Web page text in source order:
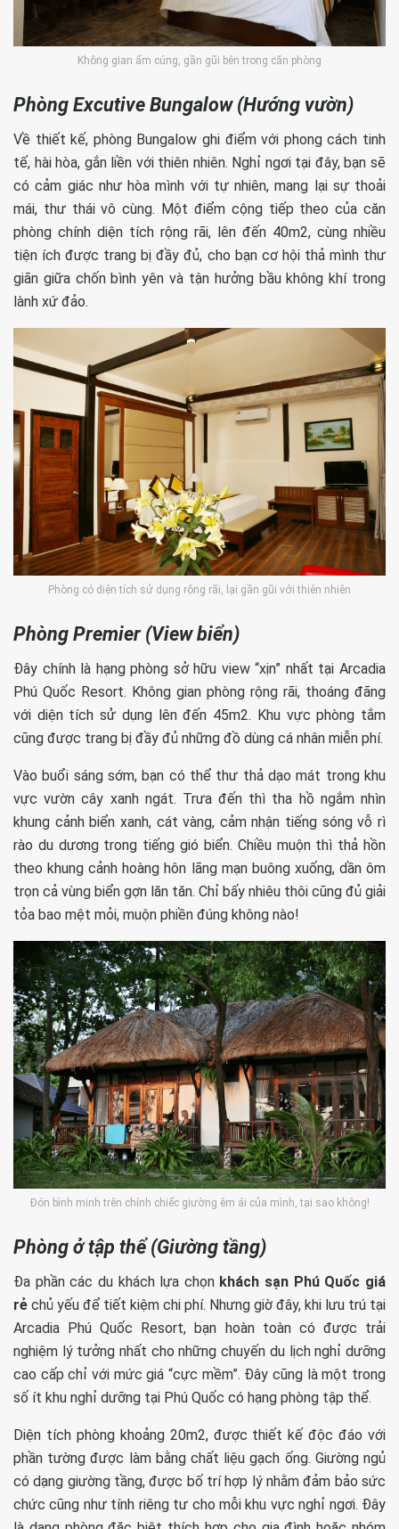
Không gian ấm cúng, gần gũi bên trong căn phòng
Phòng Excutive Bungalow (Hướng vườn)
Về thiết kế, phòng Bungalow ghi điểm với phong cách tinh
tế, hài hòa, gắn liền với thiên nhiên. Nghỉ ngơi tại đây, bạn sẽ
có cảm giác như hòa mình với tự nhiên, mang lại sự thoải
mái, thư thái vô cùng. Một điểm cộng tiếp theo của căn
phòng chính diện tích rộng rãi, lên đến 40m2, cùng nhiều
tiện ích được trang bị đầy đủ, cho bạn cơ hội thả mình thư
giãn giữa chốn bình yên và tận hưởng bầu không khí trong
lành xứ đảo.
Phòng có diện tích sử dụng rộng rãi, lại gần gũi với thiên nhiên
Phòng Premier (View biển)
Đây chính là hạng phòng sở hữu view “xịn” nhất tại Arcadia
Phú Quốc Resort. Không gian phòng rộng rãi, thoáng đãng
với diện tích sử dụng lên đến 45m2. Khu vực phòng tắm
cũng được trang bị đầy đủ những đồ dùng cá nhân miễn phí.
Vào buổi sáng sớm, bạn có thể thư thả dạo mát trong khu
vực vườn cây xanh ngát. Trưa đến thì tha hồ ngắm nhìn
khung cảnh biển xanh, cát vàng, cảm nhận tiếng sóng vỗ rì
rào du dương trong tiếng gió biển. Chiều muộn thì thả hồn
theo khung cảnh hoàng hôn lãng mạn buông xuống, dần ôm
trọn cả vùng biển gợn lăn tăn. Chỉ bấy nhiêu thôi cũng đủ giải
tỏa bao mệt mỏi, muộn phiền đúng không nào!
Đón bình minh trên chính chiếc giường êm ái của mình, tại sao không!
Phòng ở tập thể (Giường tầng)
Đa phần các du khách lựa chọn khách sạn Phú Quốc giá
rẻ chủ yếu để tiết kiệm chi phí. Nhưng giờ đây, khi lưu trú tại
Arcadia Phú Quốc Resort, bạn hoàn toàn có được trải
nghiệm lý tưởng nhất cho những chuyến du lịch nghỉ dưỡng
cao cấp chỉ với mức giá “cực mềm”. Đây cũng là một trong
số ít khu nghỉ dưỡng tại Phú Quốc có hạng phòng tập thể.
Diện tích phòng khoảng 20m2, được thiết kế độc đáo với
phần tường được làm bằng chất liệu gạch ống. Giường ngủ
có dạng giường tầng, được bố trí hợp lý nhằm đảm bảo sức
chức cũng như tính riêng tư cho mỗi khu vực nghỉ ngơi. Đây